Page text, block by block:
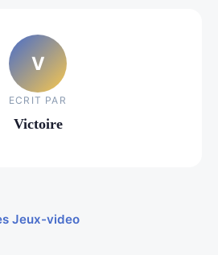
V
ECRIT PAR
Victoire
Jeux-video